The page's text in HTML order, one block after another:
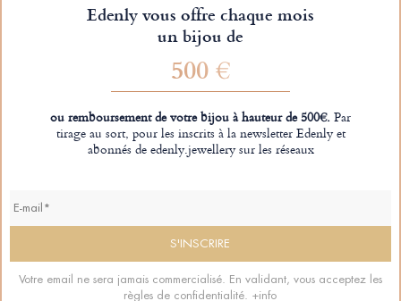
Edenly vous offre chaque mois
un bijou de
500 €
ou remboursement de votre bijou à hauteur de 500€.Par
tirage au sort, pour les inscrits à la newsletter Edenly et
abonnés de edenly.jewellery sur les réseaux
Votre email ne sera jamais commercialisé. En validant, vous acceptez les
règles de confidentialité. +info